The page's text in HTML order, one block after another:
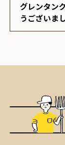
グレンタン
うございま